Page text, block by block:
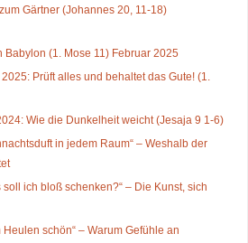
Gärtner (Johannes 20, 11-18)
Babylon (1. Mose 11) Februar 2025
Prüft alles und behaltet das Gute! (1.
Wie die Dunkelheit weicht (Jesaja 9 1-6)
in jedem Raum“ – Weshalb der
ich bloß schenken?“ – Die Kunst, sich
schön“ – Warum Gefühle an